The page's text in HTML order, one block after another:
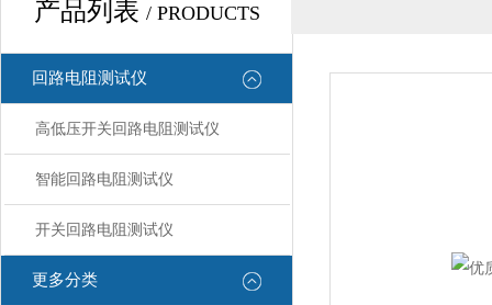
产品列表 / PRODUCTS
回路电阻测试仪
高低压开关回路电阻测试仪
智能回路电阻测试仪
开关回路电阻测试仪
更多分类